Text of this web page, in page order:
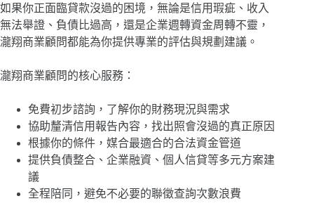
如果你正面臨貸款沒過的困境，無論是信用瑕疵、收入
無法舉證、負債比過高，還是企業週轉資金周轉不靈，
瀧翔商業顧問都能為你提供專業的評估與規劃建議。
瀧翔商業顧問的核心服務：
免費初步諮詢，了解你的財務現況與需求
協助釐清信用報告內容，找出照會沒過的真正原因
根據你的條件，媒合最適合的合法資金管道
提供負債整合、企業融資、個人信貸等多元方案建
議
全程陪同，避免不必要的聯徵查詢次數浪費